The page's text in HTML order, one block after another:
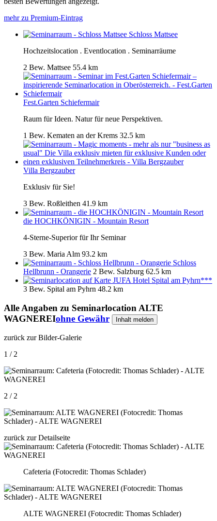
mehr zu Premium-Eintrag
Schloss Mattsee
Hochzeitslocation . Eventlocation . Seminarräume
2 Bew. Mattsee 55.4 km
Fest.Garten Schiefermair
Raum für Ideen. Natur für neue Perspektiven.
1 Bew. Kematen an der Krems 32.5 km
Villa Bergzauber
Exklusiv für Sie!
3 Bew. Roßleithen 41.9 km
die HOCHKÖNIGIN - Mountain Resort
4-Sterne-Superior für Ihr Seminar
3 Bew. Maria Alm 93.2 km
Schloss
Hellbrunn - Orangerie 2 Bew. Salzburg 62.5 km
JUFA Hotel Spital am Pyhrn***
3 Bew. Spital am Pyhrn 48.2 km
Alle Angaben zu Seminarlocation ALTE
WAGNEREIohne Gewähr Inhalt melden
zurück zur Bilder-Galerie
1 / 2
2 / 2
zurück zur Detailseite
Cafeteria (Fotocredit: Thomas Schlader)
ALTE WAGNEREI (Fotocredit: Thomas Schlader)